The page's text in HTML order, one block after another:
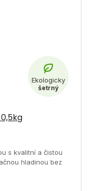
s kvalitní a čistou
hladinou bez